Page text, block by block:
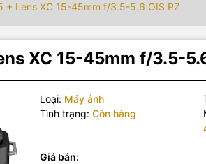
+ Lens XC 15-45mm f/3.5-5.6 OIS PZ
XC 15-45mm f/3.5-
Loại: Máy ảnh
Tình trạng: Còn hàng
Giá bán: